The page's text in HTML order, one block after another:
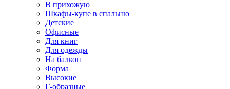
В прихожую
Шкафы-купе в спальню
Детские
Офисные
Для книг
Для одежды
На балкон
Форма
Высокие
Г-образные